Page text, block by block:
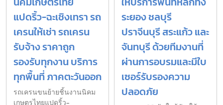
แปดริ้ว-ฉะเชิงเทรา รถ
เครนให้เช่า รถเครน
รับจ้าง ราคาถูก
รองรับทุกงาน บริการ
ทุกพื้นที่ ภาคตะวันออก
รถเครนขนย้ายชิ้นงานนิคม
ระยอง ชลบุรี
ปราจีนบุรี สระแก้ว และ
จันทบุรี ด้วยทีมงานที่
ผ่านการอบรมและมีใบ
เซอร์รับรองความ
ปลอดภัย